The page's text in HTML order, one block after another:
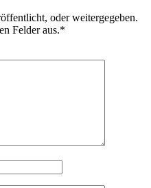
oder weitergegeben.
Felder aus.*